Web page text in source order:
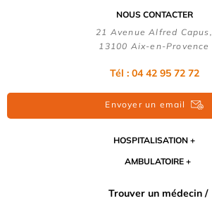
NOUS CONTACTER
21 Avenue Alfred Capus,
13100 Aix-en-Provence
Tél : 04 42 95 72 72
Envoyer un email
HOSPITALISATION
AMBULATOIRE
Trouver un médecin /